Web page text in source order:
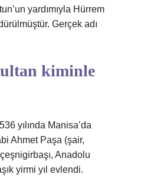
yardımıyla Hürrem
Gerçek adı
kiminle
yılında Manisa’da
Ahmet Paşa (şair,
Anadolu
yirmi yıl evlendi.